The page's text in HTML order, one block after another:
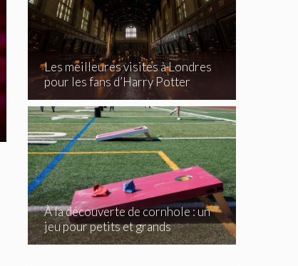
Les meilleures visites à Londres
pour les fans d’Harry Potter
À la découverte de cornhole : un
jeu pour petits et grands